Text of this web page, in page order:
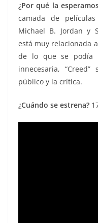
¿Por qué la
camada de
Michael B. Jordan y
está muy relacionada
de lo que se podía
innecesaria,
público y la crítica.
¿Cuándo se estrena?